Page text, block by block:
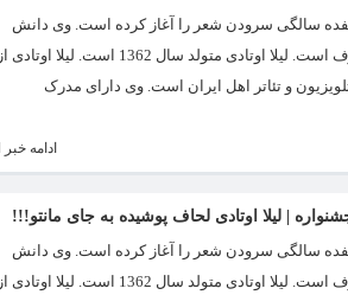
اوتادی از هفده سالگی سرودن شعر را آغاز کرده است. وی دانش
آموخته کارشناسی معماری داخلی از دانشگاه هنر تهران است. لیلا اوتادی به دلیل ظاهر جذاب و زیبایش بین بازیگر های دیگر معروف است. لیلا اوتادی متولد سال 1362 است. لیلا اوتادی از
اوتادی لیلا اوتادی (زاده ۱۴ مرداد ۱۳۶۲ – تهران) بازیگر سینما، تلویزیون و تئاتر اهل ایران است. وی دارای مدرک
ادامه خبر
| لیلا اوتادی لحاف پوشیده به جای مانتو!!!
اوتادی از هفده سالگی سرودن شعر را آغاز کرده است. وی دانش
آموخته کارشناسی معماری داخلی از دانشگاه هنر تهران است. لیلا اوتادی به دلیل ظاهر جذاب و زیبایش بین بازیگر های دیگر معروف است. لیلا اوتادی متولد سال 1362 است. لیلا اوتادی از